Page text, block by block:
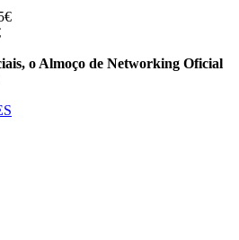
o Almoço de Networking Oficial